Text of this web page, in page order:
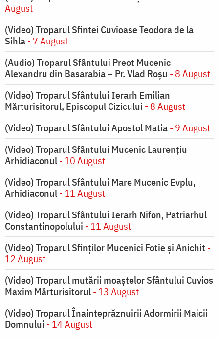
August
(Video) Troparul Sfintei Cuvioase Teodora de la
Sihla- 7 August
(Audio) Troparul Sfântului Preot Mucenic
Alexandru din Basarabia – Pr. Vlad Roșu - 8 August
(Video) Troparul Sfântului Ierarh Emilian
Mărturisitorul, Episcopul Cizicului - 8 August
(Video) Troparul Sfântului Apostol Matia- 9 August
(Video) Troparul Sfântului Mucenic Laurențiu
Arhidiaconul- 10 August
(Video) Troparul Sfântului Mare Mucenic Evplu,
Arhidiaconul- 11 August
(Video) Troparul Sfântului Ierarh Nifon, Patriarhul
Constantinopolului - 11 August
(Video) Troparul Sfinților Mucenici Fotie și Anichit -
12 August
(Video) Troparul mutării moaștelor Sfântului Cuvios
Maxim Mărturisitorul- 13 August
(Video) Troparul Înainteprăznuirii Adormirii Maicii
Domnului - 14 August